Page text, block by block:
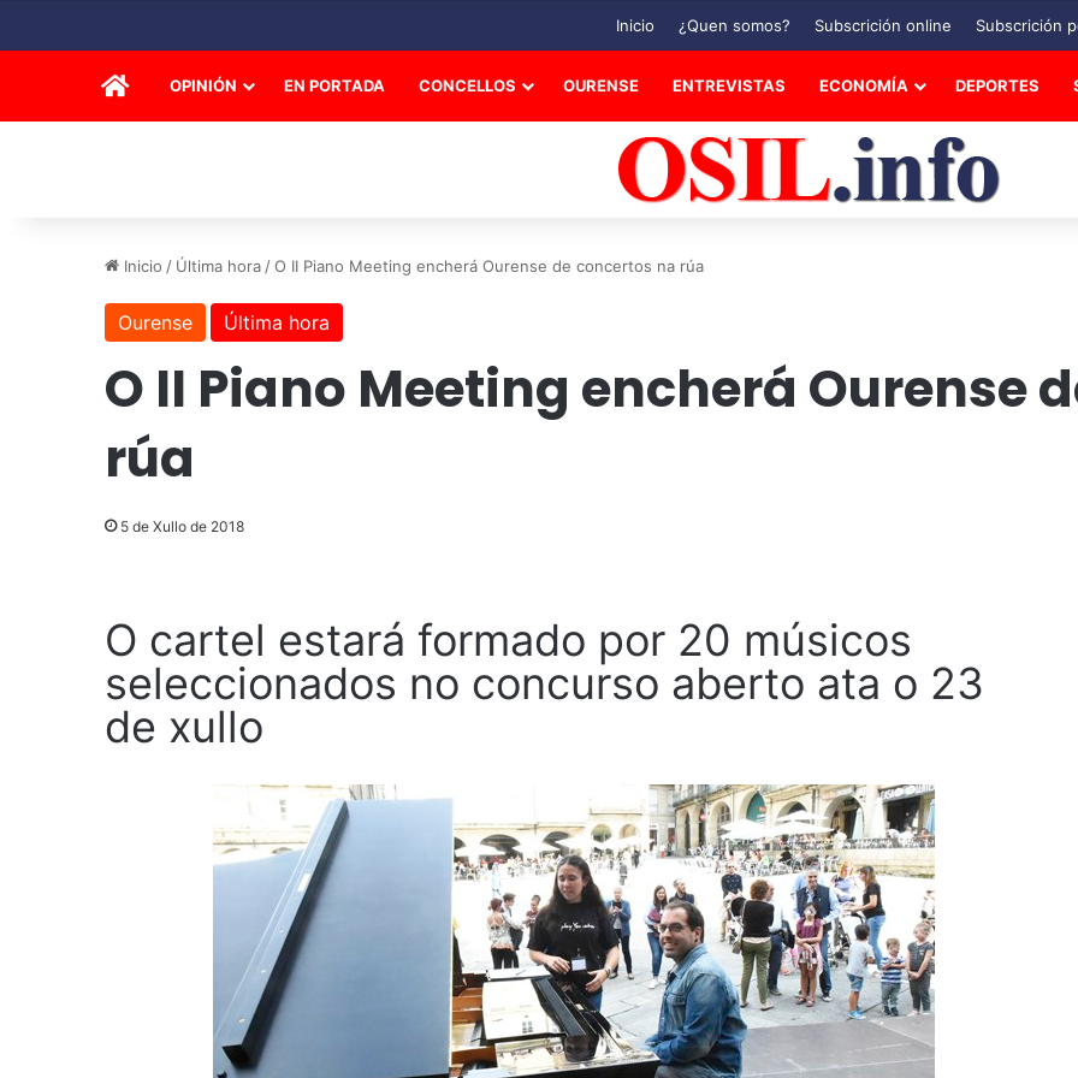
Inicio ¿Quen somos? Subscrición online Subscrición
INICIOOPINIÓN EN PORTADA CONCELLOS OURENSE ENTREVISTAS ECONOMÍA DEPORTES
Inicio / Última hora /O II Piano Meeting encherá Ourense de concertos na rúa
Ourense Última hora
O II Piano Meeting encherá Ourense
rúa
5 de Xullo de 2018
O cartel estará formado por 20 músicos
seleccionados no concurso aberto ata o 23
de xullo